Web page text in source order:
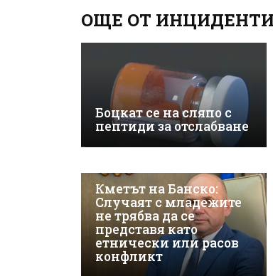
ОЩЕ ОТ ИНЦИДЕНТИ
Боцкат се на сляпо с
пептиди за отслабване
Кметът на Банско:
Случаят с младежите
не трябва да се
представя като
етнически или расов
конфликт